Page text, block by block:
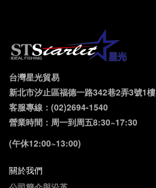
台灣星光貿易
新北市汐止區福德一路342巷2弄3號1樓
客服專線：(02)2694-1540
營業時間：周一到周五8:30~17:30
(午休12:00~13:00)
關於我們